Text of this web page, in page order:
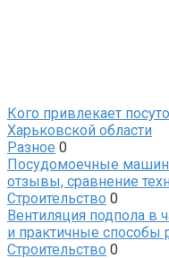
Кого привлекает
Харьковской области
Разное 0
Посудомоечные
отзывы, сравнение
Строительство 0
Вентиляция подпола в
и практичные способы
Строительство 0